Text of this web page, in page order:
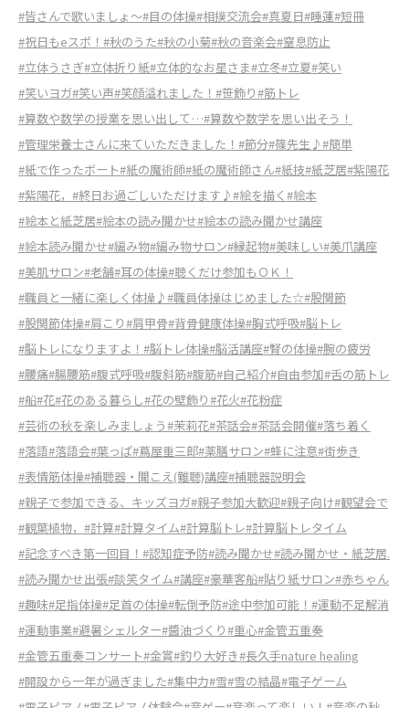
#皆さんで歌いましょ～#目の体操#相撲交流会#真夏日#睡蓮#短冊
#祝日もeスポ！ #秋のうた#秋の小菊#秋の音楽会#窒息防止
#立体うさぎ#立体折り紙#立体的なお星さま#立冬#立夏#笑い
#笑いヨガ#笑い声#笑顔溢れました！ #笹飾り#筋トレ
#算数や数学の授業を思い出して…#算数や数学を思い出そう！
#管理栄養士さんに来ていただきました！ #節分#篠先生♪#簡単
#紙で作ったボート#紙の魔術師#紙の魔術師さん#紙技#紙芝居#紫陽花
#紫陽花， #終日お過ごしいただけます♪#絵を描く #絵本
#絵本と紙芝居#絵本の読み聞かせ#絵本の読み聞かせ講座
#絵本読み聞かせ#編み物#編み物サロン#縁起物#美味しい#美爪講座
#美肌サロン#老舗#耳の体操#聴くだけ参加もＯＫ！
#職員と一緒に楽しく体操♪#職員体操はじめました☆#股関節
#股関節体操#肩こり#肩甲骨#背骨健康体操#胸式呼吸#脳トレ
#脳トレになりますよ！ #脳トレ体操#脳活講座#腎の体操#腕の疲労
#腰痛#腸腰筋#腹式呼吸#腹斜筋#腹筋#自己紹介#自由参加#舌の筋トレ
#船#花#花のある暮らし#花の壁飾り#花火#花粉症
#芸術の秋を楽しみましょう#茉莉花#茶話会#茶話会開催#落ち着く
#落語#落語会#葉っぱ#蔦屋重三郎#薬膳サロン#蜂に注意#街歩き
#表情筋体操#補聴器・聞こえ(難聴)講座#補聴器説明会
#親子で参加できる、キッズヨガ#親子参加大歓迎#親子向け#観望会で
#観葉植物， #計算#計算タイム#計算脳トレ#計算脳トレタイム
#記念すべき第一回目！ #認知症予防#読み聞かせ#読み聞かせ・紙芝居.
#読み聞かせ出張#談笑タイム#講座#豪華客船#貼り紙サロン#赤ちゃん
#趣味#足指体操#足首の体操#転倒予防#途中参加可能！ #運動不足解消
#運動事業#避暑シェルター#醬油づくり#重心#金管五重奏
#金管五重奏コンサート#金賞#釣り大好き#長久手nature healing
#開設から一年が過ぎました#集中力#雪#雪の結晶#電子ゲーム